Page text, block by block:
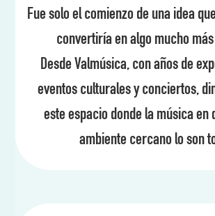
Fue solo el comienzo de una idea
convertiría en algo mucho
Desde Valmúsica, con años de
eventos culturales y conciertos,
este espacio donde la música en
ambiente cercano lo son